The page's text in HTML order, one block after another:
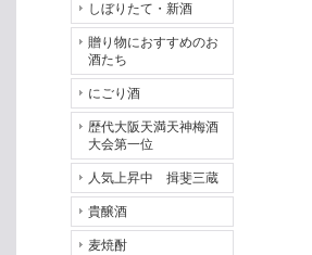
しぼりたて・新酒
贈り物におすすめのお
酒たち
にごり酒
歴代大阪天満天神梅酒
大会第一位
人気上昇中 揖斐三蔵
貴醸酒
麦焼酎